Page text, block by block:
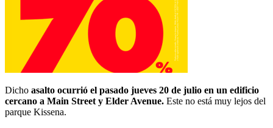
Dicho asalto ocurrió el pasado jueves 20 de julio en un edificio
cercano a Main Street y Elder Avenue. Este no está muy lejos del
parque Kissena.